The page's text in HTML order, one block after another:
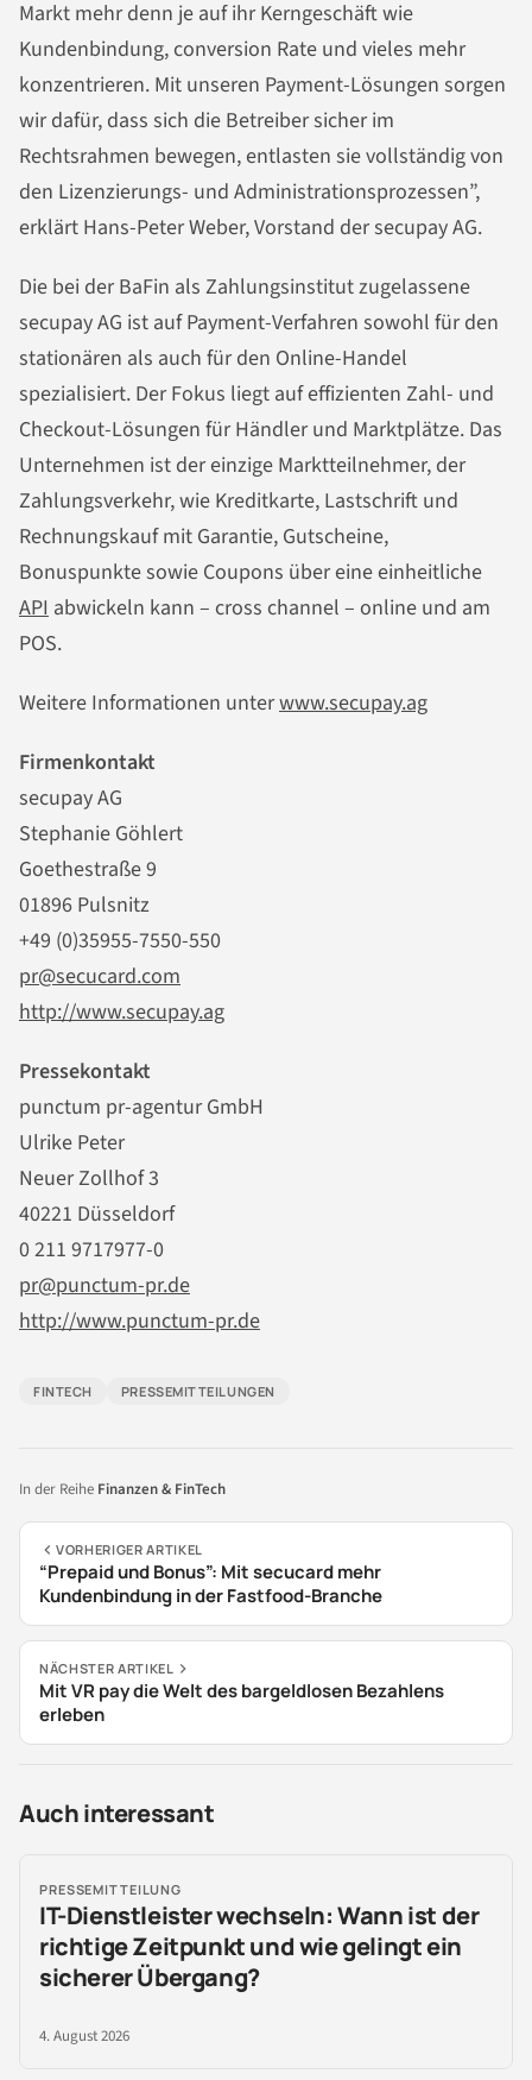
Markt mehr denn je auf ihr Kerngeschäft wie
Kundenbindung, conversion Rate und vieles mehr
konzentrieren. Mit unseren Payment-Lösungen sorgen
wir dafür, dass sich die Betreiber sicher im
Rechtsrahmen bewegen, entlasten sie vollständig von
den Lizenzierungs- und Administrationsprozessen”,
erklärt Hans-Peter Weber, Vorstand der secupay AG.
Die bei der BaFin als Zahlungsinstitut zugelassene
secupay AG ist auf Payment-Verfahren sowohl für den
stationären als auch für den Online-Handel
spezialisiert. Der Fokus liegt auf effizienten Zahl- und
Checkout-Lösungen für Händler und Marktplätze. Das
Unternehmen ist der einzige Marktteilnehmer, der
Zahlungsverkehr, wie Kreditkarte, Lastschrift und
Rechnungskauf mit Garantie, Gutscheine,
Bonuspunkte sowie Coupons über eine einheitliche
API abwickeln kann – cross channel – online und am
POS.
Weitere Informationen unterwww.secupay.ag
Firmenkontakt
secupay AG
Stephanie Göhlert
Goethestraße 9
01896 Pulsnitz
+49 (0)35955-7550-550
pr@secucard.com
http://www.secupay.ag
Pressekontakt
punctum pr-agentur GmbH
Ulrike Peter
Neuer Zollhof 3
40221 Düsseldorf
0 211 9717977-0
pr@punctum-pr.de
http://www.punctum-pr.de
FINTECH PRESSEMITTEILUNGEN
In der Reihe Finanzen & FinTech
VORHERIGER ARTIKEL
“Prepaid und Bonus”: Mit secucard mehr
Kundenbindung in der Fastfood-Branche
NÄCHSTER ARTIKEL
Mit VR pay die Welt des bargeldlosen Bezahlens
erleben
Auch interessant
PRESSEMITTEILUNG
IT-Dienstleister wechseln: Wann ist der
richtige Zeitpunkt und wie gelingt ein
sicherer Übergang?
4. August 2026